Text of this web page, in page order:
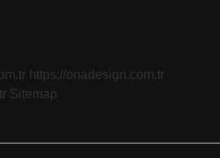
https://onadesign.com.tr
Sitemap